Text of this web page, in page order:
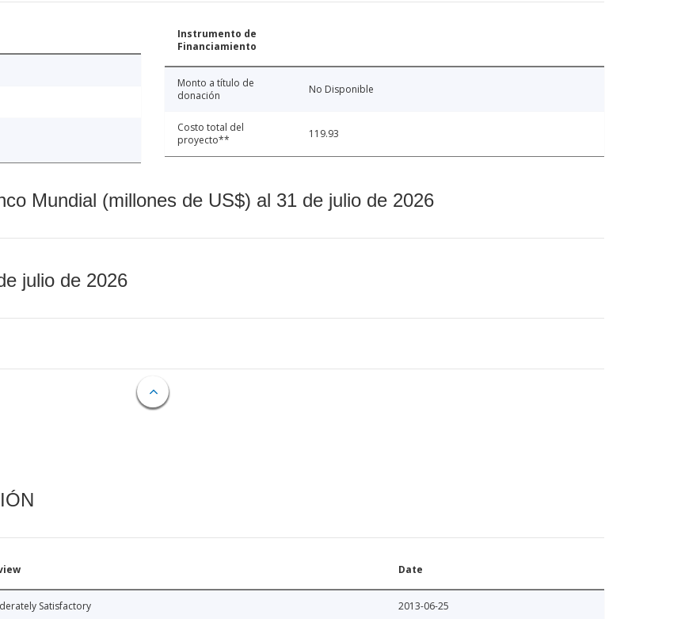
Instrumento de
Financiamiento
Monto a título de
donación
No Disponible
Costo total del
proyecto**
119.93
Mundial (millones de US$) al 31 de julio de 2026
julio de 2026
Date
Satisfactory 2013-06-25